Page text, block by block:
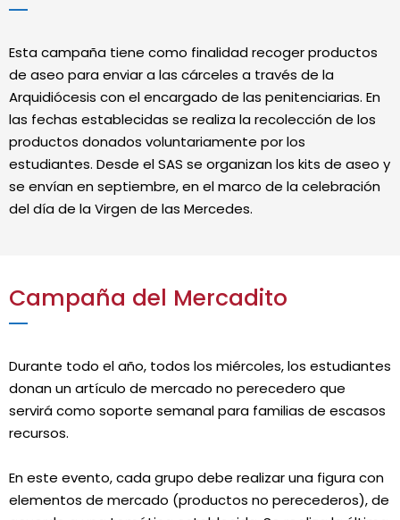
Esta campaña tiene como finalidad recoger productos
de aseo para enviar a las cárceles a través de la
Arquidiócesis con el encargado de las penitenciarias. En
las fechas establecidas se realiza la recolección de los
productos donados voluntariamente por los
estudiantes. Desde el SAS se organizan los kits de aseo y
se envían en septiembre, en el marco de la celebración
del día de la Virgen de las Mercedes.
Campaña del Mercadito
Durante todo el año, todos los miércoles, los estudiantes
donan un artículo de mercado no perecedero que
servirá como soporte semanal para familias de escasos
recursos.
En este evento, cada grupo debe realizar una figura con
elementos de mercado (productos no perecederos), de